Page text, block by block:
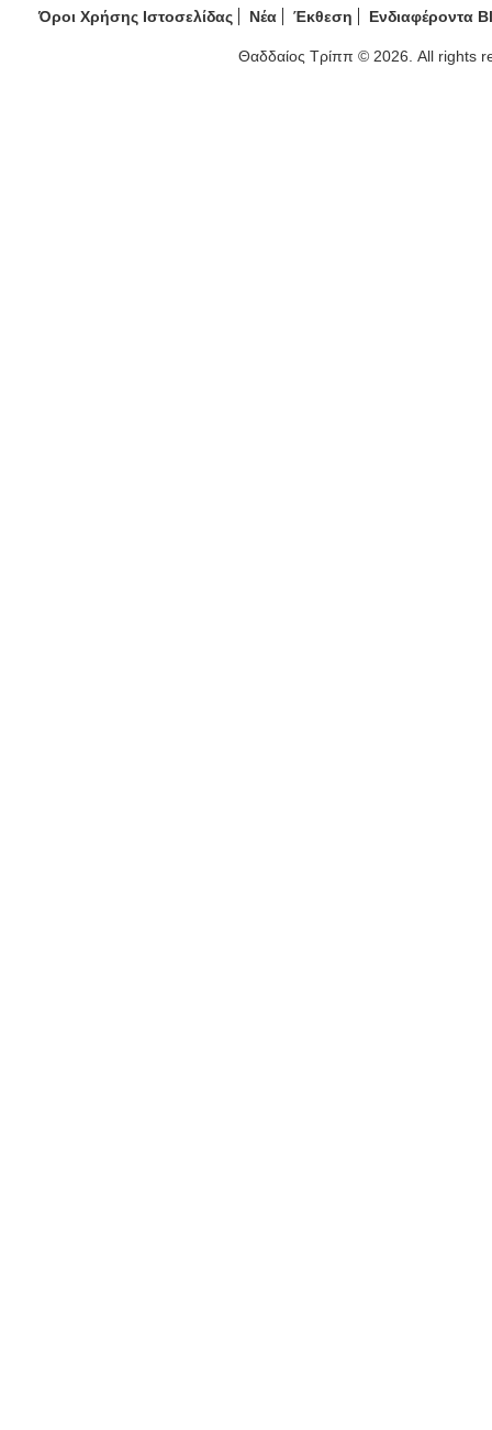
Όροι Χρήσης Ιστοσελίδας Νέα Έκθεση Ενδιαφέροντα
Θαδδαίος Τρίππ © 2026. All rights